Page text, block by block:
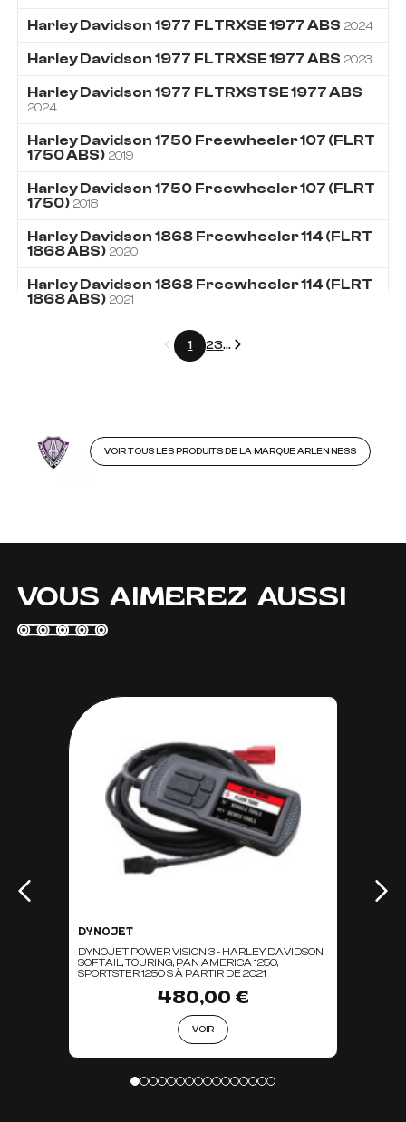
Harley Davidson 1977 FLTRXSE 1977 ABS 2024
Harley Davidson 1977 FLTRXSE 1977 ABS 2023
Harley Davidson 1977 FLTRXSTSE 1977 ABS
2024
Harley Davidson 1750 Freewheeler 107 (FLRT
1750 ABS) 2019
Harley Davidson 1750 Freewheeler 107 (FLRT
1750) 2018
Harley Davidson 1868 Freewheeler 114 (FLRT
1868 ABS) 2020
Harley Davidson 1868 Freewheeler 114 (FLRT
1868 ABS) 2021
Précédent
1 23... Suivant
VOIR TOUS LES PRODUITS DE LA MARQUE ARLEN NESS
VOUS AIMEREZ AUSSI
DYNOJET
DYNOJET POWER VISION 3 - HARLEY DAVIDSON
SOFTAIL, TOURING, PAN AMERICA 1250,
SPORTSTER 1250 S À PARTIR DE 2021
480,00 €
VOIR